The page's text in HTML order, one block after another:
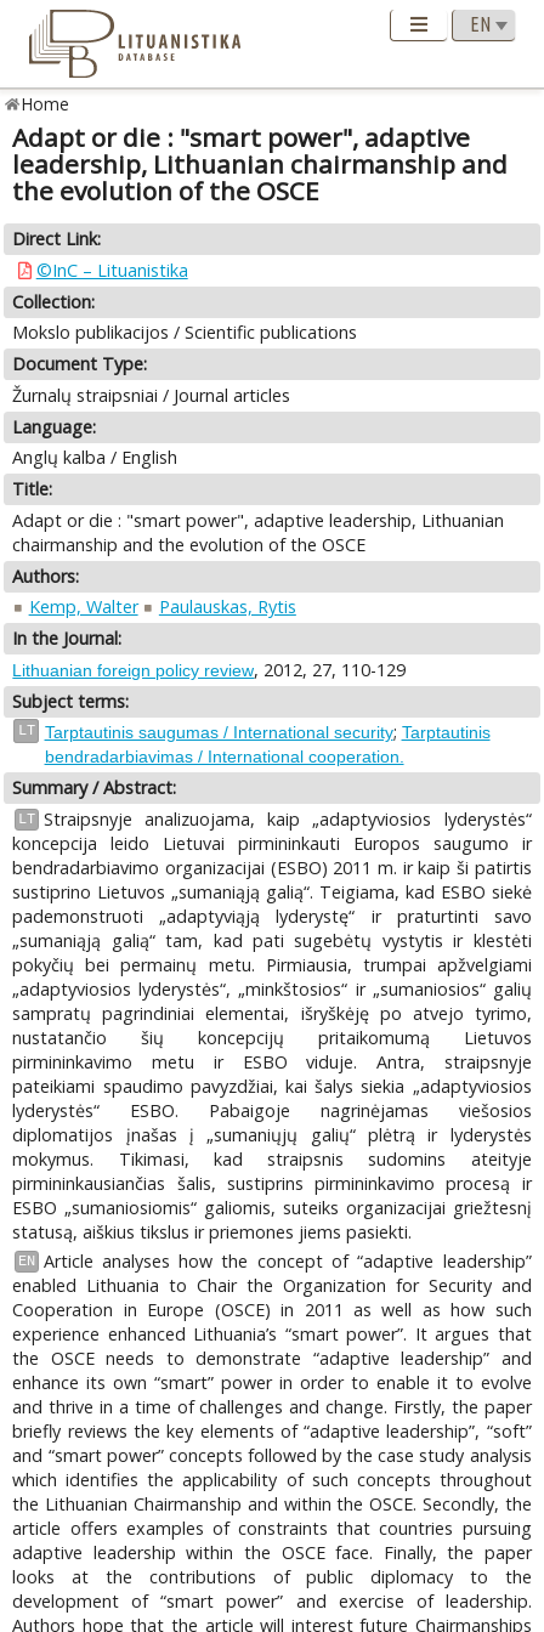
Home
Adapt or die : "smart power", adaptive
leadership, Lithuanian chairmanship and
the evolution of the OSCE
Direct Link:
©InC – Lituanistika
Collection:
Mokslo publikacijos / Scientific publications
Document Type:
Žurnalų straipsniai / Journal articles
Language:
Anglų kalba / English
Title:
Adapt or die : "smart power", adaptive leadership, Lithuanian
chairmanship and the evolution of the OSCE
Authors:
Kemp, Walter
Paulauskas, Rytis
In the Journal:
Lithuanian foreign policy review, 2012, 27, 110-129
Subject terms:
LT Tarptautinis saugumas / International security; Tarptautinis
bendradarbiavimas / International cooperation.
Summary / Abstract:
LT Straipsnyje analizuojama, kaip „adaptyviosios lyderystės“
koncepcija leido Lietuvai pirmininkauti Europos saugumo ir
bendradarbiavimo organizacijai (ESBO) 2011 m. ir kaip ši patirtis
sustiprino Lietuvos „sumaniąją galią“. Teigiama, kad ESBO siekė
pademonstruoti „adaptyviąją lyderystę“ ir praturtinti savo
„sumaniąją galią“ tam, kad pati sugebėtų vystytis ir klestėti
pokyčių bei permainų metu. Pirmiausia, trumpai apžvelgiami
„adaptyviosios lyderystės“, „minkštosios“ ir „sumaniosios“ galių
sampratų pagrindiniai elementai, išryškėję po atvejo tyrimo,
nustatančio šių koncepcijų pritaikomumą Lietuvos
pirmininkavimo metu ir ESBO viduje. Antra, straipsnyje
pateikiami spaudimo pavyzdžiai, kai šalys siekia „adaptyviosios
lyderystės“ ESBO. Pabaigoje nagrinėjamas viešosios
diplomatijos įnašas į „sumaniųjų galių“ plėtrą ir lyderystės
mokymus. Tikimasi, kad straipsnis sudomins ateityje
pirmininkausiančias šalis, sustiprins pirmininkavimo procesą ir
ESBO „sumaniosiomis“ galiomis, suteiks organizacijai griežtesnį
statusą, aiškius tikslus ir priemones jiems pasiekti.
EN
Article analyses how the concept of “adaptive leadership”
enabled Lithuania to Chair the Organization for Security and
Cooperation in Europe (OSCE) in 2011 as well as how such
experience enhanced Lithuania’s “smart power”. It argues that
the OSCE needs to demonstrate “adaptive leadership” and
enhance its own “smart” power in order to enable it to evolve
and thrive in a time of challenges and change. Firstly, the paper
briefly reviews the key elements of “adaptive leadership”, “soft”
and “smart power” concepts followed by the case study analysis
which identifies the applicability of such concepts throughout
the Lithuanian Chairmanship and within the OSCE. Secondly, the
article offers examples of constraints that countries pursuing
adaptive leadership within the OSCE face. Finally, the paper
looks at the contributions of public diplomacy to the
development of “smart power” and exercise of leadership.
Authors hope that the article will interest future Chairmanships